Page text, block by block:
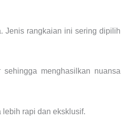
Jenis rangkaian ini sering dipilih
menghasilkan nuansa
rapi dan eksklusif.